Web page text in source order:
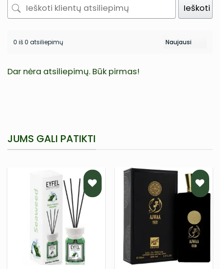
Ieškoti
0 iš 0 atsiliepimų
Dar nėra atsiliepimų. Būk pirmas!
JUMS GALI PATIKTI
PRIDĖTI
Į NORŲ
SĄRAŠĄ
PRIDĖTI
Į NORŲ
SĄRAŠĄ